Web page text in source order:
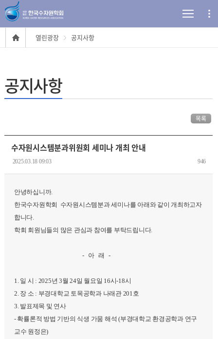
열린광장 공지사항
공지사항
목록
수자원시스템분과위원회 세미나 개최 안내
2025.03.18 09:03 946
안녕하십니까.
한국수자원학회 수자원시스템분과 세미나를 아래와 같이 개최하고자
합니다.
학회 회원님들의 많은 관심과 참여를 부탁드립니다.
- 아 래 -
1. 일 시 : 2025년 3월 24일 월요일 16시-18시
2. 장 소 : 부경대학교 토목공학과 나래관 201호
3. 발표제목 및 연사
- 확률론적 방법 기반의 식생 가뭄 해석 (부경대학교 환경공학과 연구
교수 원정은)